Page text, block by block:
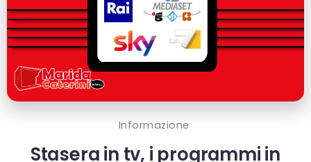
Informazione
Stasera in tv, i programmi in